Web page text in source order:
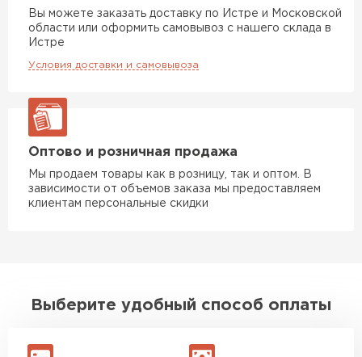
Вы можете заказать доставку по Истре и Московской
области или оформить самовывоз с нашего склада в
Истре
Условия доставки и самовывоза
Оптово и розничная продажа
Мы продаем товары как в розницу, так и оптом. В
зависимости от объемов заказа мы предоставляем
клиентам персональные скидки
Выберите удобный способ оплаты